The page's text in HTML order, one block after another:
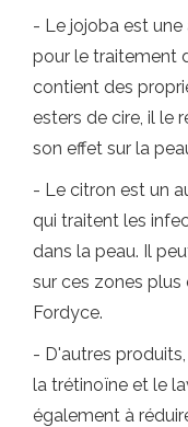
- Le jojoba est
pour le traitement
contient des
esters de cire, il le
son effet sur la
- Le citron est un
qui traitent les
dans la peau. Il
sur ces zones
Fordyce.
- D'autres
la trétinoïne et le
également à